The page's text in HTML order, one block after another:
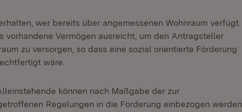
wer bereits über angemessenen Wohnraum verfügt.
vorhandene Vermögen ausreicht, um den Antragsteller
zu versorgen, so dass eine sozial orientierte Förderung
wäre.
können nach Maßgabe der zur
Regelungen in die Förderung einbezogen werden.